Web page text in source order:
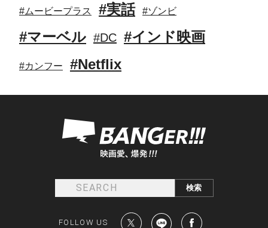
#ムービープラス #実話 #ゾンビ
#マーベル #DC #インド映画
#カンフー #Netflix
FOLLOW US